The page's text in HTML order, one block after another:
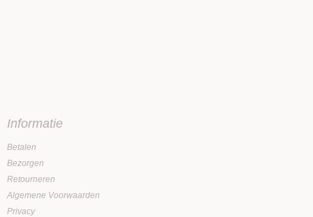
Informatie
Betalen
Bezorgen
Retourneren
Algemene Voorwaarden
Privacy